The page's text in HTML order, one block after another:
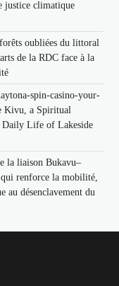
justice climatique
oubliées du littoral
de la RDC face à la
spin-casino-your-
Kivu, a Spiritual
Daily Life of Lakeside
la liaison Bukavu–
renforce la mobilité,
au désenclavement du